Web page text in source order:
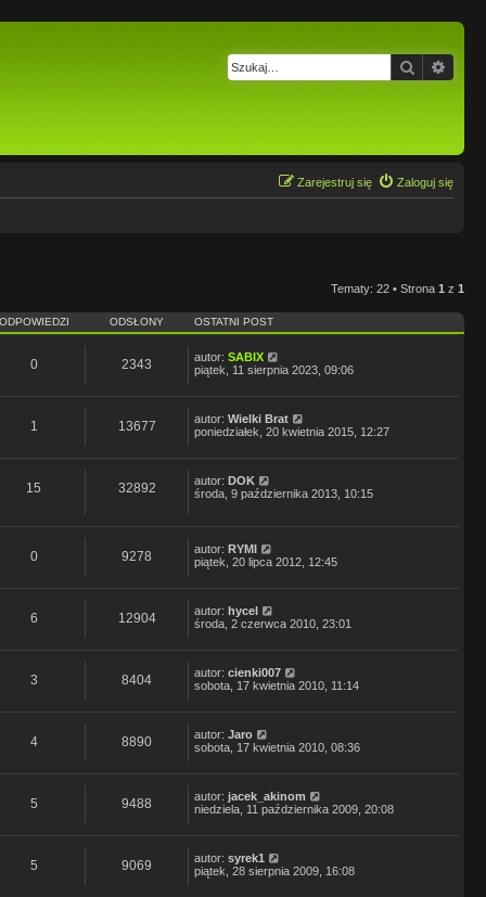
Szukaj
Zaloguj się
Zarejestruj się
Tematy: 22 • Strona 1 z 1
ODSŁONY OSTATNI POST
0 2343 autor: SABIX
piątek, 11 sierpnia 2023, 09:06
1 13677 autor: Wielki Brat
poniedziałek, 20 kwietnia 2015, 12:27
15 32892 autor: DOK
środa, 9 października 2013, 10:15
0 9278 autor: RYMI
piątek, 20 lipca 2012, 12:45
6 12904 autor: hycel
środa, 2 czerwca 2010, 23:01
3 8404 autor: cienki007
sobota, 17 kwietnia 2010, 11:14
4 8890 autor: Jaro
sobota, 17 kwietnia 2010, 08:36
5 9488 autor: jacek_akinom
niedziela, 11 października 2009, 20:08
5 9069 autor: syrek1
piątek, 28 sierpnia 2009, 16:08